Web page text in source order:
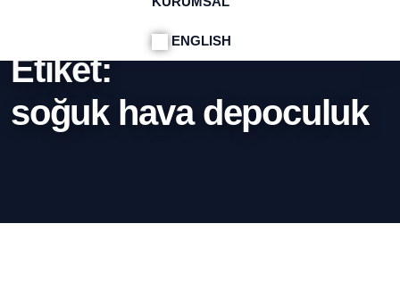
ENGLISH
Etiket:
soğuk hava depoculuk